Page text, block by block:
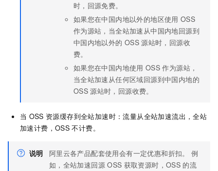
时，回源免费。
如果您在中国内地以外的地区使用 OSS
作为源站，当全站加速从中国内地回源到
中国内地以外的 OSS 源站时，回源收
费。
如果您在中国内地使用 OSS 作为源站，
当全站加速从任何区域回源到中国内地的
OSS 源站时，回源收费。
当 OSS 资源缓存到全站加速时：流量从全站加速流出，全站
加速计费，OSS 不计费。
说明
阿里云各产品配套使用会有一定优惠和折扣。 例
如，全站加速回源 OSS 获取资源时，OSS 的流